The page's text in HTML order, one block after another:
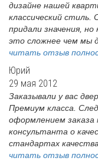
дизайне нашей
классический стиль.
придали значения,
это сложнее чем мы
читать отзыв
Юрий
29 мая 2012
Заказывали у вас
Премиум класса.
оформлением
консультанта о
стандартах
читать отзыв